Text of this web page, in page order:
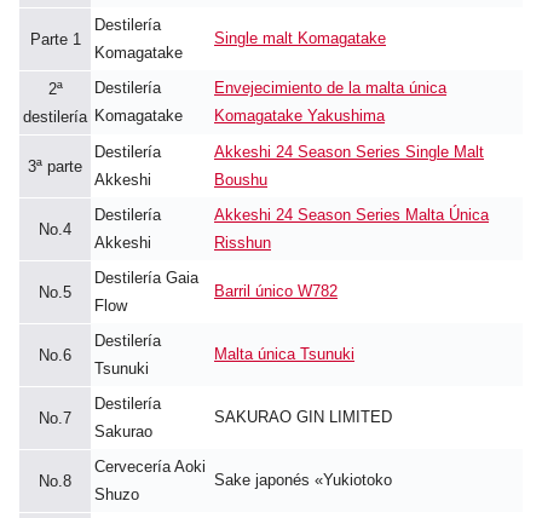
Parte 1
Destilería
Komagatake
Single malt Komagatake
2ª
destilería
Destilería
Komagatake
Envejecimiento de la malta única
Komagatake Yakushima
3ª parte
Destilería
Akkeshi
Akkeshi 24 Season Series Single Malt
Boushu
No.4
Destilería
Akkeshi
Akkeshi 24 Season Series Malta Única
Risshun
No.5
Destilería Gaia
Flow
Barril único W782
No.6
Destilería
Tsunuki
Malta única Tsunuki
No.7
Destilería
Sakurao
SAKURAO GIN LIMITED
No.8
Cervecería Aoki
Shuzo
Sake japonés «Yukiotoko